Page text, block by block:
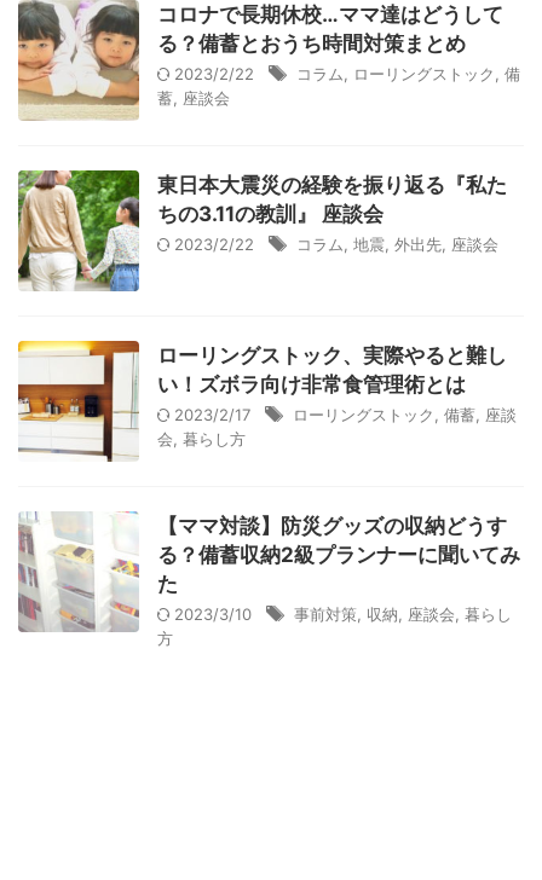
コロナで長期休校…ママ達はどうして
る？備蓄とおうち時間対策まとめ
2023/2/22 コラム ローリングストック
備
蓄 座談会
東日本大震災の経験を振り返る『私た
ちの3.11の教訓』 座談会
2023/2/22 コラム 地震 外出先 座談会
ローリングストック、実際やると難し
い！ズボラ向け非常食管理術とは
2023/2/17 ローリングストック 備蓄 座談
会 暮らし方
【ママ対談】防災グッズの収納どうす
る？備蓄収納2級プランナーに聞いてみ
た
2023/3/10 事前対策 収納 座談会 暮らし
方